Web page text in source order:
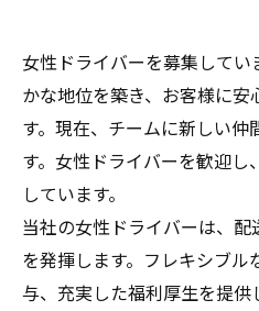
女性ドライバーを募集して
かな地位を築き、お客様に安
す。現在、チームに新しい仲
す。女性ドライバーを歓迎
しています。
当社の女性ドライバーは、
を発揮します。フレキシブ
与、充実した福利厚生を提